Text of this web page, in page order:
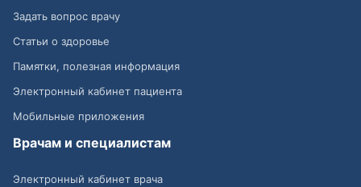
Задать вопрос врачу
Статьи о здоровье
Памятки, полезная информация
Электронный кабинет пациента
Мобильные приложения
Врачам и специалистам
Электронный кабинет врача